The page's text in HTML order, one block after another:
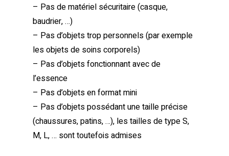
– Pas de matériel sécuritaire (casque,
baudrier, …)
– Pas d’objets trop personnels (par exemple
les objets de soins corporels)
– Pas d’objets fonctionnant avec de
l’essence
– Pas d’objets en format mini
– Pas d’objets possédant une taille précise
(chaussures, patins, …), les tailles de type S,
M, L, … sont toutefois admises